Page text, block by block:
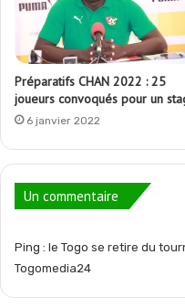
Préparatifs CHAN 2022 : 25
joueurs convoqués pour un
6 janvier 2022
Un commentaire
Ping : le Togo se retire du
Togomedia24